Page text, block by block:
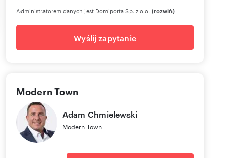
Administratorem danych jest Domiporta Sp. z o.o. (rozwiń)
Wyślij zapytanie
Modern Town
Adam Chmielewski
Modern Town